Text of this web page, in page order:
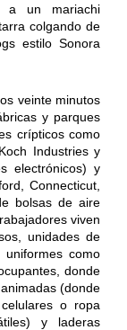
a un mariachi
colgando de
estilo Sonora
veinte minutos
y parques
crípticos como
Industries y
electrónicos) y
Connecticut,
bolsas de aire
viven
unidades de
como
donde
(donde
o ropa
y laderas